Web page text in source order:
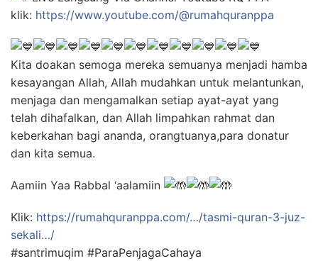
klik: https://www.youtube.com/@rumahquranppa
Kita doakan semoga mereka semuanya menjadi hamba
kesayangan Allah, Allah mudahkan untuk melantunkan,
menjaga dan mengamalkan setiap ayat-ayat yang
telah dihafalkan, dan Allah limpahkan rahmat dan
keberkahan bagi ananda, orangtuanya,para donatur
dan kita semua.
Aamiin Yaa Rabbal ‘aalamiin
Klik: https://rumahquranppa.com/…/tasmi-quran-3-juz-
sekali…/
#santrimuqim #ParaPenjagaCahaya